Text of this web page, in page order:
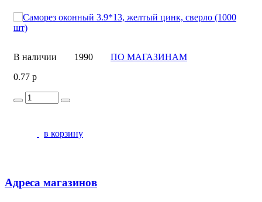
В наличии 1990
ПО МАГАЗИНАМ
0.77 р
в корзину
Адреса магазинов